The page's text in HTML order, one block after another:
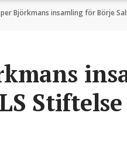
Björkmans insamling för Börje
Stiftelse